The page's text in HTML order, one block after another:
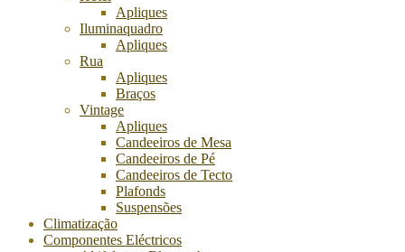
Apliques
Iluminaquadro
Apliques
Rua
Apliques
Braços
Vintage
Apliques
Candeeiros de Mesa
Candeeiros de Pé
Candeeiros de Tecto
Plafonds
Suspensões
Climatização
Componentes Eléctricos